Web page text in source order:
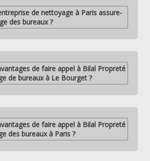
de nettoyage à Paris assure-
des bureaux ?
de faire appel à Bilal Propreté
de bureaux à Le Bourget ?
de faire appel à Bilal Propreté
des bureaux à Paris ?